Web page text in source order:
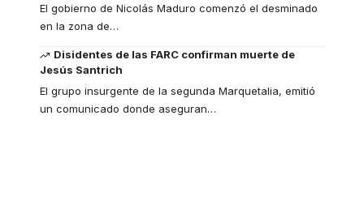
El gobierno de Nicolás Maduro comenzó el desminado
en la zona de…
Disidentes de las FARC confirman muerte de
Jesús Santrich
El grupo insurgente de la segunda Marquetalia, emitió
un comunicado donde aseguran…